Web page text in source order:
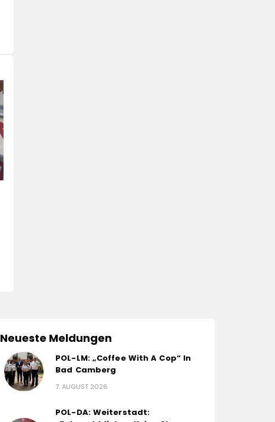
Neueste Meldungen
POL-LM: „Coffee With A Cop“ In
Bad Camberg
7. AUGUST 2026
POL-DA: Weiterstadt: